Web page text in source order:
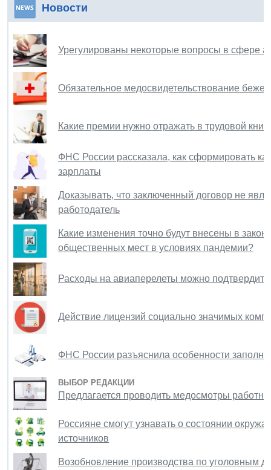
Новости
Урегулированы некоторые вопросы в сфере
Обязательное медосвидетельствование
Какие премии нужно отражать в трудовой
ФНС России рассказала, как сформировать
зарплаты
Доказывать, что заключенный договор не
работодатель
Какие изменения точно будут внесены в
общественных мест в условиях пандемии?
Расходы на авиаперелеты можно
Действие лицензий социально значимых
ФНС России разъяснила особенности
ВЫБОР РЕДАКЦИИ
Предлагается проводить медосмотры
Россияне смогут узнавать о состоянии
источников
Возобновление производства по уголовным